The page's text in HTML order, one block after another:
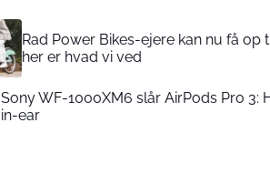
Rad Power Bikes-ejere kan nu få op
her er hvad vi ved
Sony WF-1000XM6 slår AirPods Pro 3:
in-ear